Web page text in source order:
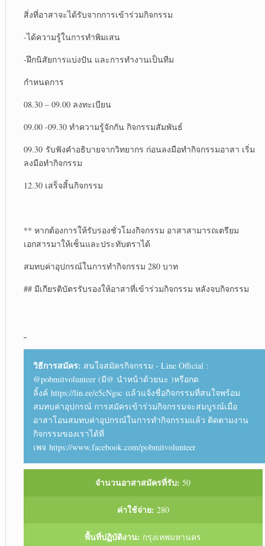
สิ่งที่อาสาจะได้รับจากการเข้าร่วมกิจกรรม
-ได้ความรู้ในการทำพิมเสน
-ฝึกนิสัยการแบ่งปัน และการทำงานเป็นทีม
กำหนดการ
08.30 – 09.00 ลงทะเบียน
09.00 -09.30 ทำความรู้จักกัน กิจกรรมสัมพันธ์
09.30 รับฟังคำอธิบายจากวิทยากร ก่อนลงมือทำกิจกรรมอาสา เริ่ม
ลงมือทำกิจกรรม
12.30 เสร็จสิ้นกิจกรรม
** หากต้องการให้รับรองชั่วโมงกิจกรรม อาสาสามารถเตรียม
เอกสารมาให้เซ็นและประทับตราได้
สมทบค่าอุปกรณ์ในการทำกิจกรรม 280 บาท
## มีเกียรติบัตรรับรองให้อาสาที่เข้าร่วมกิจกรรม หลังจบกิจกรรม
วิธีการสมัคร: สนใจสมัครกิจกรรม - Line Official :
@pobmitvolunteer (มี@ นำหน้าด้วยนะ )หรือกด
ลิ้งค์ https://lin.ee/e5cNgsc แล้วแจ้งชื่อกิจกรรมที่สนใจพร้อม
สมทบค่าอุปกรณ์ การสมัครเข้าร่วมกิจกรรมจะสมบูรณ์เมื่อ
อาสาโอนสมทบค่าอุปกรณ์ในการทำกิจกรรมแล้ว ติดตามงาน
กิจกรรมของเราได้ที่
เพจ https://www.facebook.com/pobmitvolunteer
จำนวนอาสาสมัครที่รับ: 50
ค่าใช้จ่าย: 280
พื้นที่ปฏิบัติงาน: กรุงเทพมหานคร